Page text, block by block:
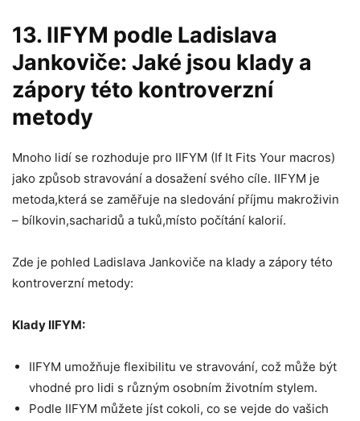
13. IIFYM podle Ladislava
Jankoviče: Jaké jsou klady a
zápory této kontroverzní
metody
Mnoho lidí se rozhoduje pro IIFYM (If It Fits Your macros)
jako způsob stravování a dosažení svého cíle. IIFYM je
metoda,která se zaměřuje na sledování příjmu makroživin
– bílkovin,sacharidů a tuků,místo počítání kalorií.
Zde je pohled Ladislava Jankoviče na klady a zápory této
kontroverzní metody:
Klady IIFYM:
IIFYM umožňuje flexibilitu ve stravování, což může být
vhodné pro lidi s různým osobním životním stylem.
Podle IIFYM můžete jíst cokoli, co se vejde do vašich